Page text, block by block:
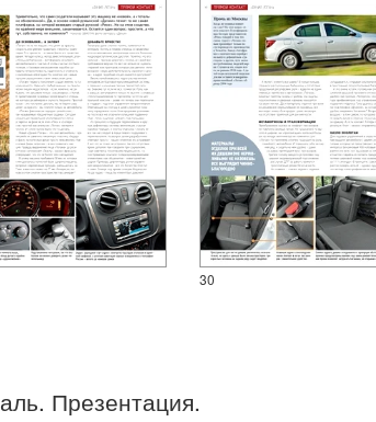
30
Презентация.